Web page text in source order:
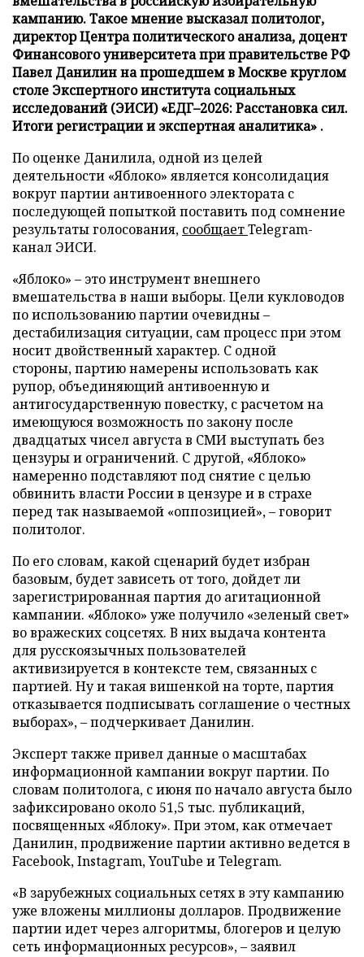
кампанию. Такое мнение высказал политолог,
директор Центра политического анализа, доцент
Финансового университета при правительстве РФ
Павел Данилин на прошедшем в Москве круглом
столе Экспертного института социальных
исследований (ЭИСИ) «ЕДГ–2026: Расстановка сил.
Итоги регистрации и экспертная аналитика» .
По оценке Данилила, одной из целей
деятельности «Яблоко» является консолидация
вокруг партии антивоенного электората с
последующей попыткой поставить под сомнение
результаты голосования, сообщаетTelegram-
канал ЭИСИ.
«Яблоко» – это инструмент внешнего
вмешательства в наши выборы. Цели кукловодов
по использованию партии очевидны –
дестабилизация ситуации, сам процесс при этом
носит двойственный характер. С одной
стороны, партию намерены использовать как
рупор, объединяющий антивоенную и
антигосударственную повестку, с расчетом на
имеющуюся возможность по закону после
двадцатых чисел августа в СМИ выступать без
цензуры и ограничений. С другой, «Яблоко»
намеренно подставляют под снятие с целью
обвинить власти России в цензуре и в страхе
перед так называемой «оппозицией», – говорит
политолог.
По его словам, какой сценарий будет избран
базовым, будет зависеть от того, дойдет ли
зарегистрированная партия до агитационной
кампании. «Яблоко» уже получило «зеленый свет»
во вражеских соцсетях. В них выдача контента
для русскоязычных пользователей
активизируется в контексте тем, связанных с
партией. Ну и такая вишенкой на торте, партия
отказывается подписывать соглашение о честных
выборах», – подчеркивает Данилин.
Эксперт также привел данные о масштабах
информационной кампании вокруг партии. По
словам политолога, с июня по начало августа было
зафиксировано около 51,5 тыс. публикаций,
посвященных «Яблоку». При этом, как отмечает
Данилин, продвижение партии активно ведется в
Facebook, Instagram, YouTube и Telegram.
«В зарубежных социальных сетях в эту кампанию
уже вложены миллионы долларов. Продвижение
партии идет через алгоритмы, блогеров и целую
сеть информационных ресурсов», – заявил